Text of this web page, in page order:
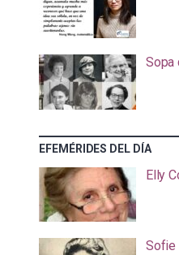
Sopa
EFEMÉRIDES DEL DÍA
Elly
Sofie